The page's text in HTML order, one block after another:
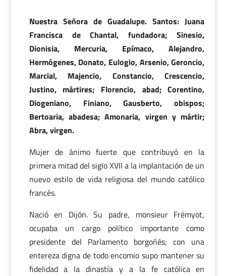
Nuestra Señora de Guadalupe. Santos: Juana
Francisca de Chantal, fundadora; Sinesio,
Dionisia, Mercuria, Epímaco, Alejandro,
Hermógenes, Donato, Eulogio, Arsenio, Geroncio,
Marcial, Majencio, Constancio, Crescencio,
Justino, mártires; Florencio, abad; Corentino,
Diogeniano, Finiano, Gausberto, obispos;
Bertoaria, abadesa; Amonaria, virgen y mártir;
Abra, virgen.
Mujer de ánimo fuerte que contribuyó en la
primera mitad del siglo XVII a la implantación de un
nuevo estilo de vida religiosa del mundo católico
francés.
Nació en Dijón. Su padre, monsieur Frémyot,
ocupaba un cargo político importante como
presidente del Parlamento borgoñés; con una
entereza digna de todo encomio supo mantener su
fidelidad a la dinastía y a la fe católica en